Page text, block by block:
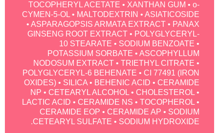
TOCOPHERYL ACETATE • XANTHAN GUM • o-
CYMEN-5-OL • MALTODEXTRIN • ASIATICOSIDE
• ASPARAGOPSIS ARMATA EXTRACT • PANAX
GINSENG ROOT EXTRACT • POLYGLYCERYL-
10 STEARATE • SODIUM BENZOATE •
POTASSIUM SORBATE • ASCOPHYLLUM
NODOSUM EXTRACT • TRIETHYL CITRATE •
POLYGLYCERYL-6 BEHENATE • CI 77491 (IRON
OXIDES) • SILICA • BEHENIC ACID • CERAMIDE
NP • CETEARYL ALCOHOL • CHOLESTEROL •
LACTIC ACID • CERAMIDE NS • TOCOPHEROL •
CERAMIDE EOP • CERAMIDE AP • SODIUM
CETEARYL SULFATE • SODIUM HYDROXIDE.